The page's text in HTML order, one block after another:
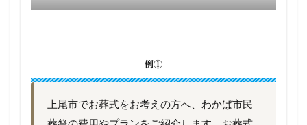
例①
上尾市でお葬式をお考えの方へ、わかば市民